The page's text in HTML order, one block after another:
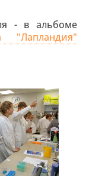
- в альбоме
"Лапландия"